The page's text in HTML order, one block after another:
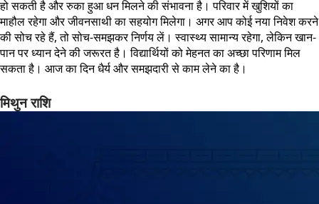
हो सकती है और रुका हुआ धन मिलने की संभावना है। परिवार में खुशियों का
माहौल रहेगा और जीवनसाथी का सहयोग मिलेगा। अगर आप कोई नया निवेश करने
की सोच रहे हैं, तो सोच-समझकर निर्णय लें। स्वास्थ्य सामान्य रहेगा, लेकिन खान-
पान पर ध्यान देने की जरूरत है। विद्यार्थियों को मेहनत का अच्छा परिणाम मिल
सकता है। आज का दिन धैर्य और समझदारी से काम लेने का है।
मिथुन राशि